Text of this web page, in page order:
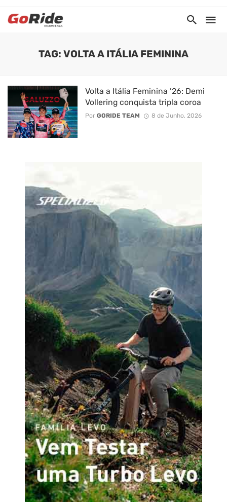
TAG: VOLTA A ITÁLIA FEMININA
Volta a Itália Feminina ’26: Demi
Vollering conquista tripla coroa
Por GORIDE TEAM 8 de Junho, 2026